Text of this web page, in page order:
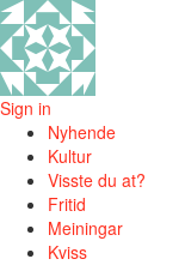
Sign in
Nyhende
Kultur
Visste du at?
Fritid
Meiningar
Kviss